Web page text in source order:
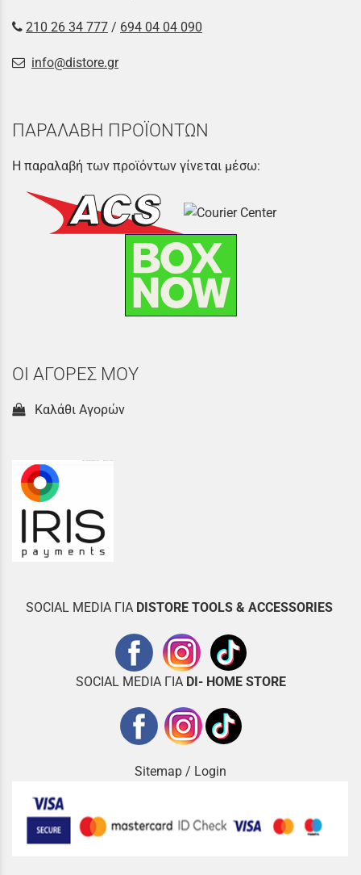
210 26 34 777 / 694 04 04 090
info@distore.gr
ΠΑΡΑΛΑΒΗ ΠΡΟΪΟΝΤΩΝ
Η παραλαβή των προϊόντων γίνεται μέσω:
ΟΙ ΑΓΟΡΕΣ ΜΟΥ
Καλάθι Αγορών
SOCIAL MEDIA ΓΙΑ DISTORE TOOLS & ACCESSORIES
SOCIAL MEDIA ΓΙΑ DI- HOME STORE
Sitemap / Login